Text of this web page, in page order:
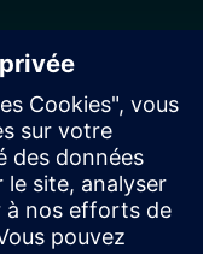
ou 1-503-685-
Retour à la page d'accueil de la Siemens Xcelerator Academy